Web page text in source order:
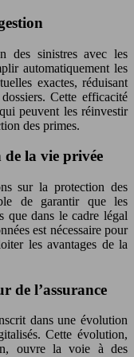
des sinistres avec les
automatiquement les
exactes, réduisant
Cette efficacité
peuvent les réinvestir
des primes.
de la vie privée
sur la protection des
de garantir que les
que dans le cadre légal
est nécessaire pour
les avantages de la
de l’assurance
dans une évolution
Cette évolution,
ouvre la voie à des